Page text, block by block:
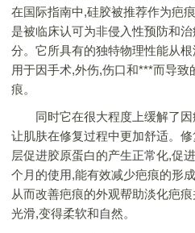
在国际指南中,硅胶被推荐作为疤
是被临床认可为非侵入性预防和
分。它所具有的独特物理性能从
用于因手术,外伤,伤口和***而导
痕。
同时它在很大程度上缓解了因
让肌肤在修复过程中更加舒适。
层促进胶原蛋白的产生正常化,促
个月的使用,能有效减少疤痕的形
从而改善疤痕的外观帮助淡化疤
光滑,变得柔软和自然。